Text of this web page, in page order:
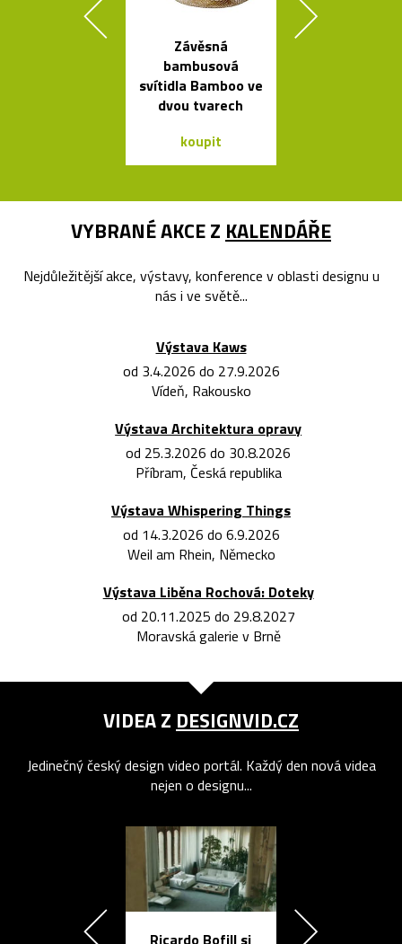
Závěsná
bambusová
svítidla Bamboo ve
dvou tvarech
koupit
VYBRANÉ AKCE Z KALENDÁŘE
Nejdůležitější akce, výstavy, konference v oblasti designu u
nás i ve světě...
Výstava Kaws
od 3.4.2026 do 27.9.2026
Vídeň, Rakousko
Výstava Architektura opravy
od 25.3.2026 do 30.8.2026
Příbram, Česká republika
Výstava Whispering Things
od 14.3.2026 do 6.9.2026
Weil am Rhein, Německo
Výstava Liběna Rochová: Doteky
od 20.11.2025 do 29.8.2027
Moravská galerie v Brně
VIDEA Z DESIGNVID.CZ
Jedinečný český design video portál. Každý den nová videa
nejen o designu...
Ricardo Bofill si